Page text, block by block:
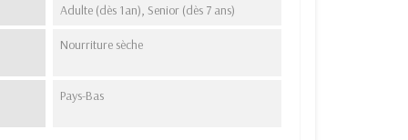
Adulte (dès 1an), Senior (dès 7 ans)
Nourriture sèche
Pays-Bas